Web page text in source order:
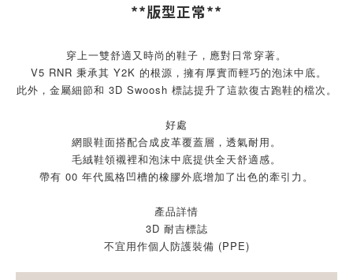
**版型正常**
穿上一雙舒適又時尚的鞋子，應對日常穿著。
V5 RNR 秉承其 Y2K 的根源，擁有厚實而輕巧的泡沫中底。
此外，金屬細節和 3D Swoosh 標誌提升了這款復古跑鞋的檔次。
好處
網眼鞋面搭配合成皮革覆蓋層，透氣耐用。
毛絨鞋領襯裡和泡沫中底提供全天舒適感。
帶有 00 年代風格凹槽的橡膠外底增加了出色的牽引力。
產品詳情
3D 耐吉標誌
不宜用作個人防護裝備 (PPE)